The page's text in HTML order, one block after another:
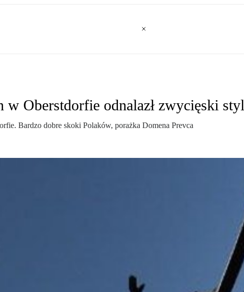
w Oberstdorfie odnalazł zwycięski styl
Bardzo dobre skoki Polaków, porażka Domena Prevca